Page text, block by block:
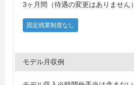
3ヶ月間（待遇の変更はありません）
固定残業制度なし
モデル月収例